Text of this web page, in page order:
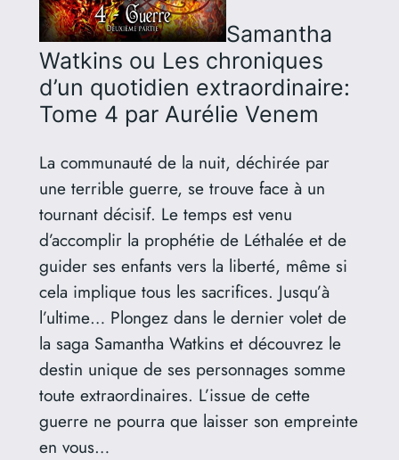
Samantha
Watkins ou Les chroniques
d’un quotidien extraordinaire:
Tome 4 par Aurélie Venem
La communauté de la nuit, déchirée par
une terrible guerre, se trouve face à un
tournant décisif. Le temps est venu
d’accomplir la prophétie de Léthalée et de
guider ses enfants vers la liberté, même si
cela implique tous les sacrifices. Jusqu’à
l’ultime… Plongez dans le dernier volet de
la saga Samantha Watkins et découvrez le
destin unique de ses personnages somme
toute extraordinaires. L’issue de cette
guerre ne pourra que laisser son empreinte
en vous…